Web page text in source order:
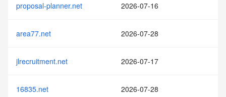
proposal-planner.net 2026-07-16
area77.net 2026-07-28
jlrecruitment.net 2026-07-17
16835.net 2026-07-28